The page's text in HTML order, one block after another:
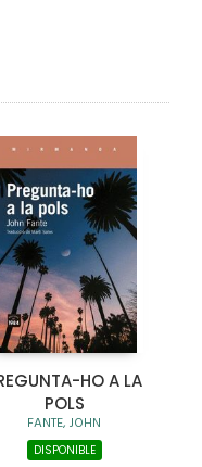
HO A LA
POLS
FANTE, JOHN
DISPONIBLE